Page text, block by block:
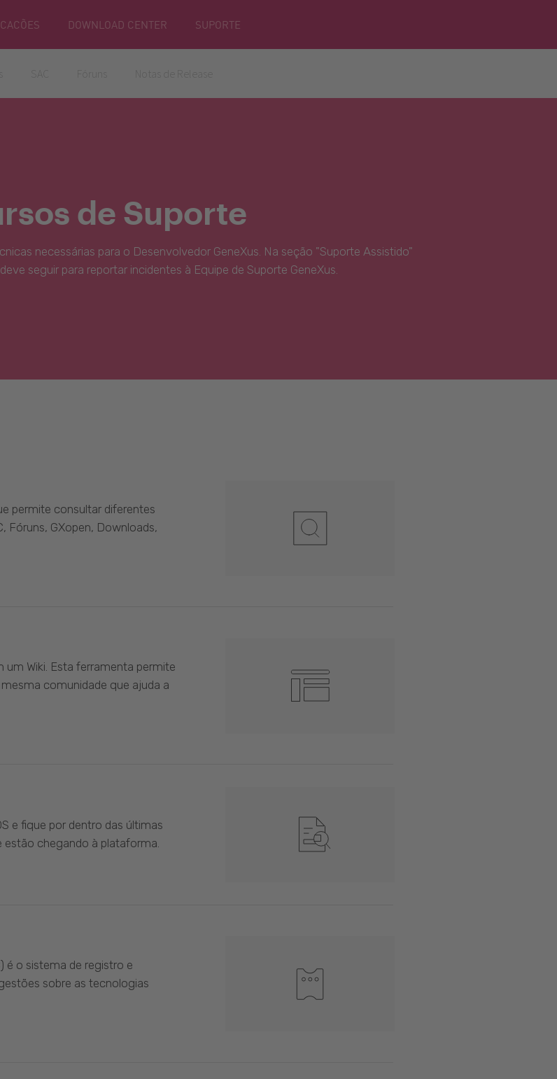
DOWNLOAD CENTER SUPORTE
de Suporte
necessárias para o Desenvolvedor GeneXus. Na seção "Suporte Assistido"
seguir para reportar incidentes à Equipe de Suporte GeneXus.
um Wiki. Esta ferramenta permite
comunidade que ajuda a
permite consultar diferentes
Fóruns, GXopen, Downloads,
e fique por dentro das últimas
estão chegando à plataforma.
é o sistema de registro e
sobre as tecnologias